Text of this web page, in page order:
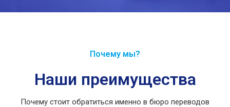
Почему мы?
Наши преимущества
Почему стоит обратиться именно в бюро переводов